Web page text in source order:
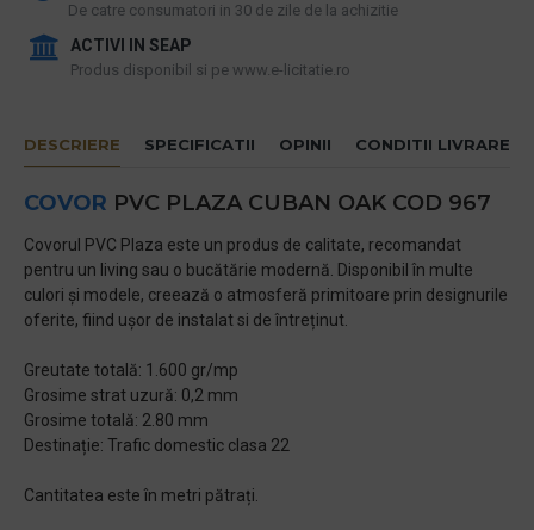
De catre consumatori in 30 de zile de la achizitie
ACTIVI IN SEAP
Produs disponibil si pe www.e-licitatie.ro
DESCRIERE SPECIFICATII OPINII CONDITII LIVRARE
COVOR PVC PLAZA CUBAN OAK COD 967
Covorul PVC Plaza este un produs de calitate, recomandat
pentru un living sau o bucătărie modernă. Disponibil în multe
culori și modele, creează o atmosferă primitoare prin designurile
oferite, fiind ușor de instalat si de întreținut.
Greutate totală: 1.600 gr/mp
Grosime strat uzură: 0,2 mm
Grosime totală: 2.80 mm
Destinație: Trafic domestic clasa 22
Cantitatea este în metri pătrați.